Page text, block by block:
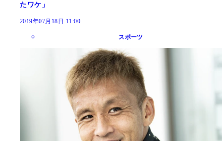
たワケ」
2019年07月18日 11:00
スポーツ